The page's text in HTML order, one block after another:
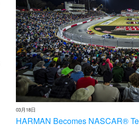
03月18日
HARMAN Becomes NASCAR®